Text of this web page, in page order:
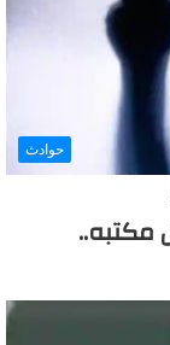
حوادث